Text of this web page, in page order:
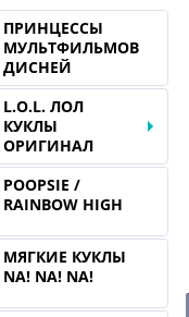
ПРИНЦЕССЫ
МУЛЬТФИЛЬМОВ
ДИСНЕЙ
L.O.L. ЛОЛ
КУКЛЫ
ОРИГИНАЛ
POOPSIE /
RAINBOW HIGH
МЯГКИЕ КУКЛЫ
NA! NA! NA!